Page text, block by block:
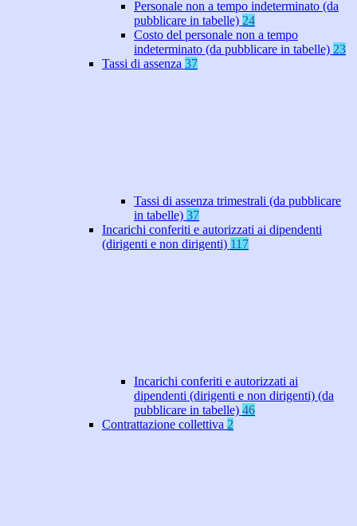
Personale non a tempo indeterminato (da
pubblicare in tabelle) 24
Costo del personale non a tempo
indeterminato (da pubblicare in tabelle) 23
Tassi di assenza 37
Tassi di assenza trimestrali (da pubblicare
in tabelle) 37
Incarichi conferiti e autorizzati ai dipendenti
(dirigenti e non dirigenti) 117
Incarichi conferiti e autorizzati ai
dipendenti (dirigenti e non dirigenti) (da
pubblicare in tabelle) 46
Contrattazione collettiva 2